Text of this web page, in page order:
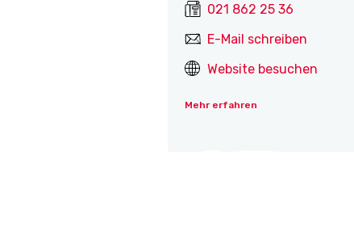
021 862 25 36
E-Mail schreiben
Website besuchen
Mehr erfahren